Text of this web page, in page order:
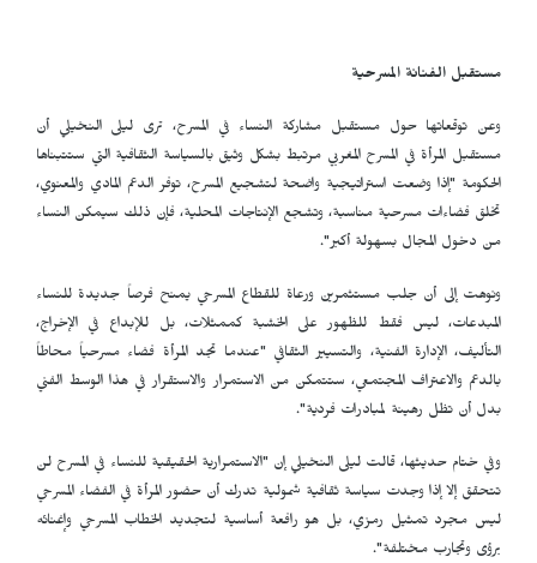
مستقبل الفنانة المسرحية
وعن توقعاتها حول مستقبل مشاركة النساء في المسرح، ترى ليلى النخيلي أن
مستقبل المرأة في المسرح المغربي مرتبط بشكل وثيق بالسياسة الثقافية التي ستتبناها
الحكومة "إذا وضعت استراتيجية واضحة لتشجيع المسرح، توفر الدعم المادي والمعنوي،
تخلق فضاءات مسرحية مناسبة، وتشجع الإنتاجات المحلية، فإن ذلك سيمكن النساء
من دخول المجال بسهولة أكبر".
ونوهت إلى أن جلب مستثمرين ورعاة للقطاع المسرحي يمنح فرصاً جديدة للنساء
المبدعات، ليس فقط للظهور على الخشبة كممثلات، بل للإبداع في الإخراج،
التأليف، الإدارة الفنية، والتسيير الثقافي "عندما تجد المرأة فضاء مسرحياً محاطاً
بالدعم والاعتراف المجتمعي، ستتمكن من الاستمرار والاستقرار في هذا الوسط الفني
بدل أن تظل رهينة لمبادرات فردية".
وفي ختام حديثها، قالت ليلى النخيلي إن "الاستمرارية الحقيقية للنساء في المسرح لن
تتحقق إلا إذا وجدت سياسة ثقافية شمولية تدرك أن حضور المرأة في الفضاء المسرحي
ليس مجرد تمثيل رمزي، بل هو رافعة أساسية لتجديد الخطاب المسرحي وإغنائه
برؤى وتجارب مختلفة".